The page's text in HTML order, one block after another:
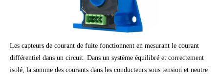
Les capteurs de courant de fuite fonctionnent en mesurant le courant
différentiel dans un circuit. Dans un système équilibré et correctement
isolé, la somme des courants dans les conducteurs sous tension et neutre